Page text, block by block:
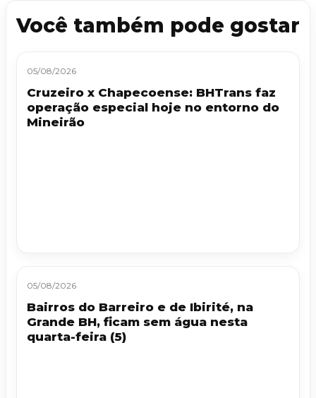
Você também pode gostar
05/08/2026
Cruzeiro x Chapecoense: BHTrans faz
operação especial hoje no entorno do
Mineirão
05/08/2026
Bairros do Barreiro e de Ibirité, na
Grande BH, ficam sem água nesta
quarta-feira (5)